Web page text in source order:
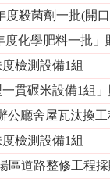
度殺菌劑一批(開
度化學肥料一批
度檢測設備1組
一貫碾米設備1組
公廳舍屋瓦汰換
度檢測設備1組
區道路整修工程